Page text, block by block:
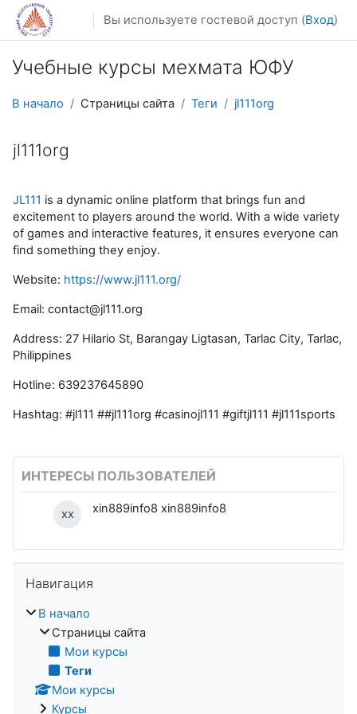
Перейти к основному содержанию
Вы используете гостевой доступ (Вход)
Учебные курсы мехмата ЮФУ
В начало Страницы сайта Теги jl111org
jl111org
JL111 is a dynamic online platform that brings fun and
excitement to players around the world. With a wide variety
of games and interactive features, it ensures everyone can
find something they enjoy.
Website: https://www.jl111.org/
Email: contact@jl111.org
Address: 27 Hilario St, Barangay Ligtasan, Tarlac City, Tarlac,
Philippines
Hotline: 639237645890
Hashtag: #jl111 ##jl111org #casinojl111 #giftjl111 #jl111sports
ИНТЕРЕСЫ ПОЛЬЗОВАТЕЛЕЙ
xx xin889info8 xin889info8
Навигация
В начало
Страницы сайта
Мои курсы
Теги
Мои курсы
Курсы